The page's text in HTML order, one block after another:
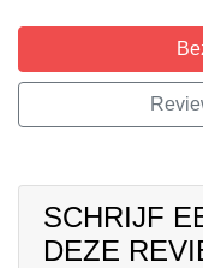
SCHRIJF
DEZE